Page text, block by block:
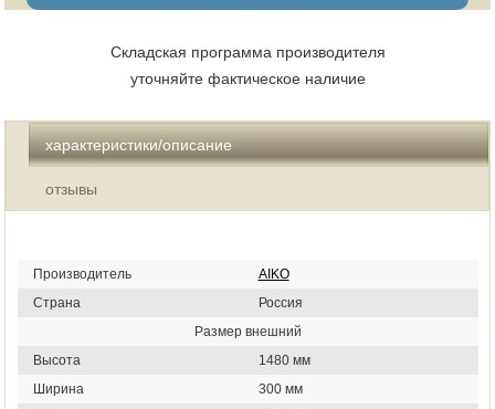
Складская программа производителя
уточняйте фактическое наличие
характеристики/описание
отзывы
Производитель
AIKO
Страна
Россия
Размер внешний
Высота
1480 мм
Ширина
300 мм